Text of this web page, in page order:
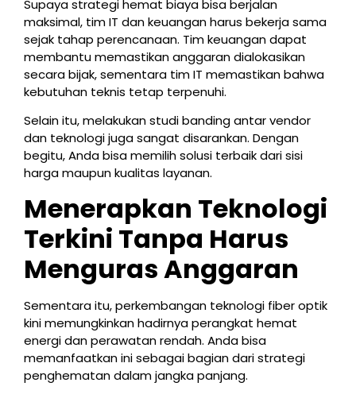
Supaya strategi hemat biaya bisa berjalan
maksimal, tim IT dan keuangan harus bekerja sama
sejak tahap perencanaan. Tim keuangan dapat
membantu memastikan anggaran dialokasikan
secara bijak, sementara tim IT memastikan bahwa
kebutuhan teknis tetap terpenuhi.
Selain itu, melakukan studi banding antar vendor
dan teknologi juga sangat disarankan. Dengan
begitu, Anda bisa memilih solusi terbaik dari sisi
harga maupun kualitas layanan.
Menerapkan Teknologi
Terkini Tanpa Harus
Menguras Anggaran
Sementara itu, perkembangan teknologi fiber optik
kini memungkinkan hadirnya perangkat hemat
energi dan perawatan rendah. Anda bisa
memanfaatkan ini sebagai bagian dari strategi
penghematan dalam jangka panjang.